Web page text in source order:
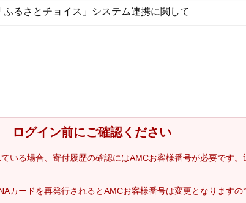
ふるさとチョイス」システム連携に関して
ログイン前にご確認ください
いる場合、寄付履歴の確認にはAMCお客様番号が必要です
カードを再発行されるとAMCお客様番号は変更となりますの